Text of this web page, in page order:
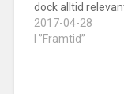
dock alltid
Ändå blir vi
när det inte blir
2017-04-28
I ”Framtid”